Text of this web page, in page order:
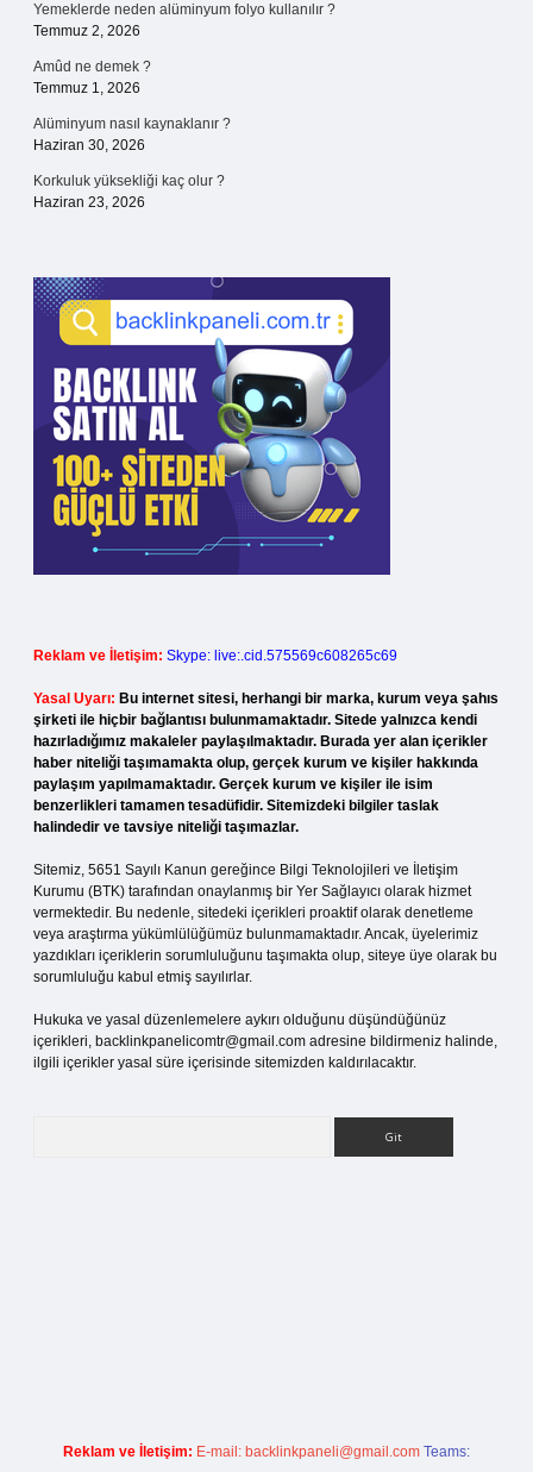
Yemeklerde neden alüminyum folyo kullanılır ?
Temmuz 2, 2026
Amûd ne demek ?
Temmuz 1, 2026
Alüminyum nasıl kaynaklanır ?
Haziran 30, 2026
Korkuluk yüksekliği kaç olur ?
Haziran 23, 2026
Reklam ve İletişim: Skype: live:.cid.575569c608265c69
Yasal Uyarı: Bu internet sitesi, herhangi bir marka, kurum veya şahıs
şirketi ile hiçbir bağlantısı bulunmamaktadır. Sitede yalnızca kendi
hazırladığımız makaleler paylaşılmaktadır. Burada yer alan içerikler
haber niteliği taşımamakta olup, gerçek kurum ve kişiler hakkında
paylaşım yapılmamaktadır. Gerçek kurum ve kişiler ile isim
benzerlikleri tamamen tesadüfidir. Sitemizdeki bilgiler taslak
halindedir ve tavsiye niteliği taşımazlar.
Sitemiz, 5651 Sayılı Kanun gereğince Bilgi Teknolojileri ve İletişim
Kurumu (BTK) tarafından onaylanmış bir Yer Sağlayıcı olarak hizmet
vermektedir. Bu nedenle, sitedeki içerikleri proaktif olarak denetleme
veya araştırma yükümlülüğümüz bulunmamaktadır. Ancak, üyelerimiz
yazdıkları içeriklerin sorumluluğunu taşımakta olup, siteye üye olarak bu
sorumluluğu kabul etmiş sayılırlar.
Hukuka ve yasal düzenlemelere aykırı olduğunu düşündüğünüz
içerikleri, backlinkpanelicomtr@gmail.com adresine bildirmeniz halinde,
ilgili içerikler yasal süre içerisinde sitemizden kaldırılacaktır.
Reklam ve İletişim: E-mail: backlinkpaneli@gmail.com Teams: